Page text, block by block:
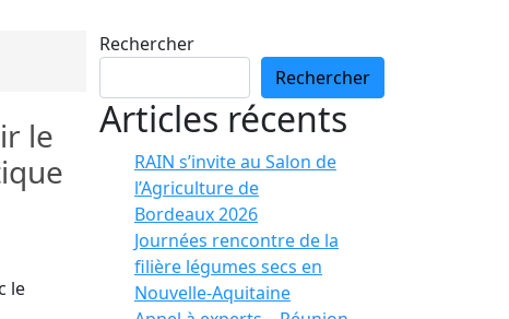
le
le
Rechercher
Rechercher
Articles récents
RAIN s’invite au Salon de
l’Agriculture de
Bordeaux 2026
Journées rencontre de la
filière légumes secs en
Nouvelle-Aquitaine